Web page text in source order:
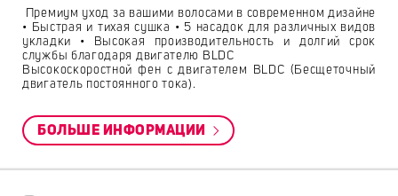
Премиум уход за вашими волосами в современном дизайне
• Быстрая и тихая сушка • 5 насадок для различных видов
укладки • Высокая производительность и долгий срок
службы благодаря двигателю BLDC
Высокоскоростной фен с двигателем BLDC (Бесщеточный
двигатель постоянного тока).
БОЛЬШЕ ИНФОРМАЦИИ